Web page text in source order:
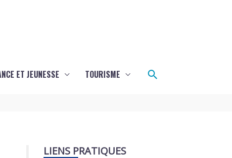
ET JEUNESSE TOURISME Rechercher
LIENS PRATIQUES